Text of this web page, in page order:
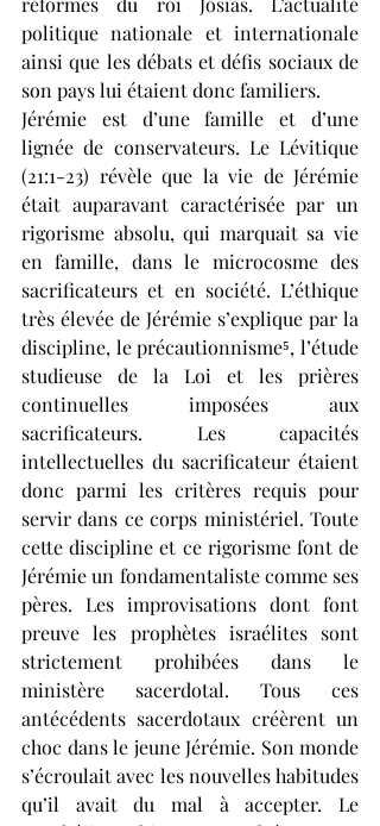
politique nationale et internationale
ainsi que les débats et défis sociaux de
son pays lui étaient donc familiers.
Jérémie est d’une famille et d’une
lignée de conservateurs. Le Lévitique
(21:1-23) révèle que la vie de Jérémie
était auparavant caractérisée par un
rigorisme absolu, qui marquait sa vie
en famille, dans le microcosme des
sacrificateurs et en société. L’éthique
très élevée de Jérémie s’explique par la
discipline, le précautionnisme⁵, l’étude
studieuse de la Loi et les prières
continuelles imposées aux
sacrificateurs. Les capacités
intellectuelles du sacrificateur étaient
donc parmi les critères requis pour
servir dans ce corps ministériel. Toute
cette discipline et ce rigorisme font de
Jérémie un fondamentaliste comme ses
pères. Les improvisations dont font
preuve les prophètes israélites sont
strictement prohibées dans le
ministère sacerdotal. Tous ces
antécédents sacerdotaux créèrent un
choc dans le jeune Jérémie. Son monde
s’écroulait avec les nouvelles habitudes
qu’il avait du mal à accepter. Le